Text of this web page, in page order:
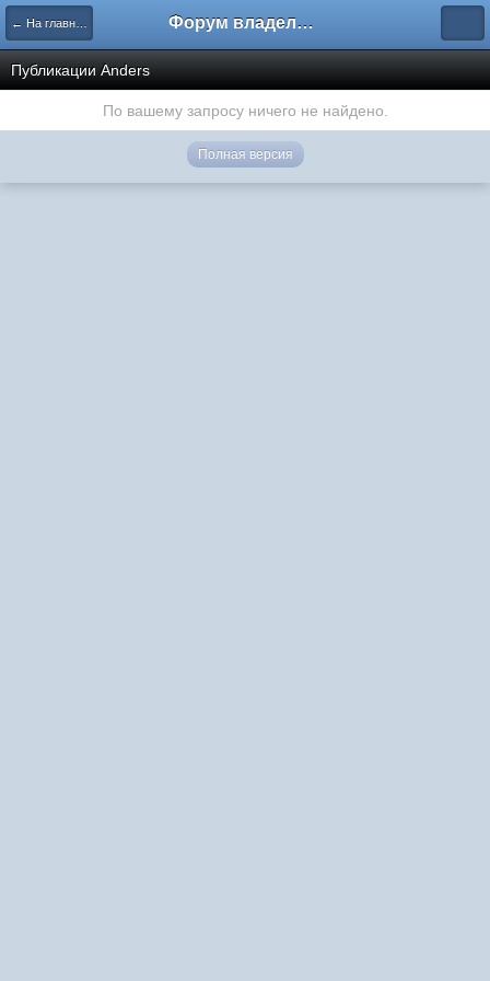
← На главную Форум владельцев интернет-магазинов
Публикации Anders
По вашему запросу ничего не найдено.
Полная версия